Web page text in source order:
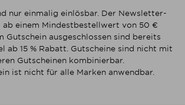
nur einmalig einlösbar. Der Newsletter-
ab einem Mindestbestellwert von 50 €
Gutschein ausgeschlossen sind bereits
ab 15 % Rabatt. Gutscheine sind nicht mit
Gutscheinen kombinierbar.
ist nicht für alle Marken anwendbar.